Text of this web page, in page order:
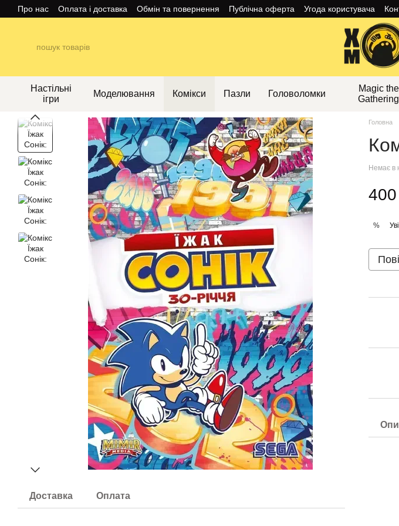
Перейти до основного контенту
Про нас Оплата і доставка Обмін та повернення Публічна оферта Угода користувача
Настільні
ігри
Моделювання Комікси Пазли Головоломки
Magic the
Gathering
Доставка Оплата
Головна
Немає в
400
%